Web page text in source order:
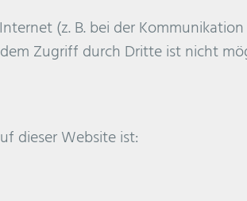
(z. B. bei der
Zugriff durch Dritte ist nicht
dieser Website ist: